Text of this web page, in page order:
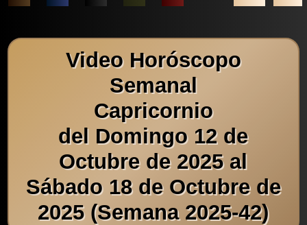
Video Horóscopo
Semanal
Capricornio
del Domingo 12 de
Octubre de 2025 al
Sábado 18 de Octubre de
2025 (Semana 2025-42)